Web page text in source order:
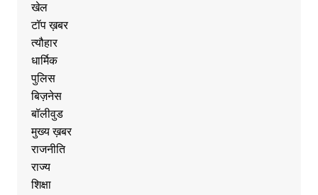
खेल
टॉप ख़बर
त्यौहार
धार्मिक
पुलिस
बिज़नेस
बॉलीवुड
मुख्य ख़बर
राजनीति
राज्य
शिक्षा